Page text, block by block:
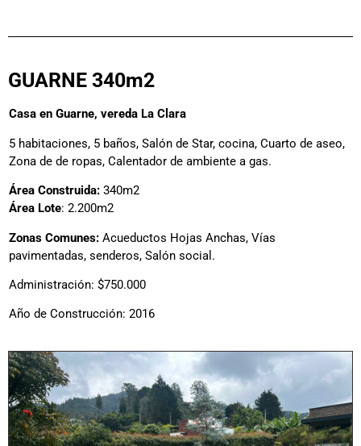
GUARNE 340m2
Casa en Guarne, vereda La Clara
5 habitaciones, 5 baños, Salón de Star, cocina, Cuarto de aseo,
Zona de de ropas, Calentador de ambiente a gas.
Área Construida: 340m2
Área Lote: 2.200m2
Zonas Comunes: Acueductos Hojas Anchas, Vías
pavimentadas, senderos, Salón social.
Administración: $750.000
Año de Construcción: 2016